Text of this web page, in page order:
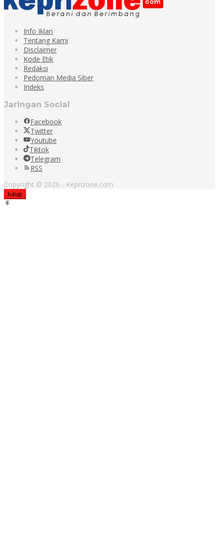
Info Iklan
Tentang Kami
Disclaimer
Kode Etik
Redaksi
Pedoman Media Siber
Indeks
Jaringan Social
Facebook
Twitter
Youtube
Tiktok
Telegram
RSS
Copyright © 2026 - Keprizone.com
tutup